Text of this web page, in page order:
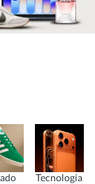
Tecnología